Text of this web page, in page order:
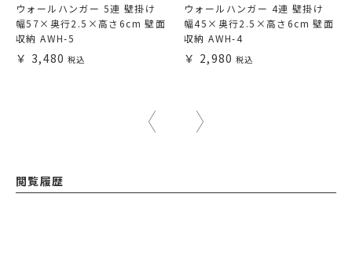
ウォールハンガー 5連 壁掛け
幅57×奥行2.5×高さ6cm 壁面
収納 AWH-5
3,480
ウォールハンガー 4連 壁掛け
幅45×奥行2.5×高さ6cm 壁面
収納 AWH-4
2,980
閲覧履歴